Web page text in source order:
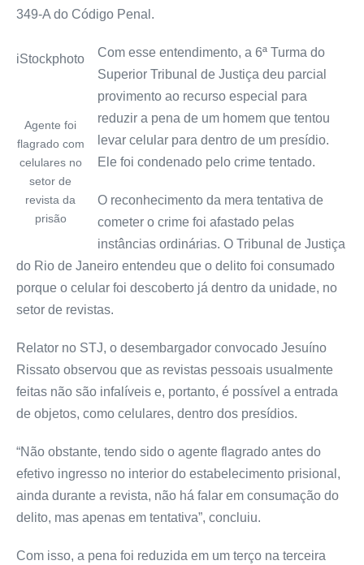
349-A do Código Penal.
iStockphoto
Agente foi
flagrado com
celulares no
setor de
revista da
prisão
Com esse entendimento, a 6ª Turma do
Superior Tribunal de Justiça deu parcial
provimento ao recurso especial para
reduzir a pena de um homem que tentou
levar celular para dentro de um presídio.
Ele foi condenado pelo crime tentado.
O reconhecimento da mera tentativa de
cometer o crime foi afastado pelas
instâncias ordinárias. O Tribunal de Justiça
do Rio de Janeiro entendeu que o delito foi consumado
porque o celular foi descoberto já dentro da unidade, no
setor de revistas.
Relator no STJ, o desembargador convocado Jesuíno
Rissato observou que as revistas pessoais usualmente
feitas não são infalíveis e, portanto, é possível a entrada
de objetos, como celulares, dentro dos presídios.
“Não obstante, tendo sido o agente flagrado antes do
efetivo ingresso no interior do estabelecimento prisional,
ainda durante a revista, não há falar em consumação do
delito, mas apenas em tentativa”, concluiu.
Com isso, a pena foi reduzida em um terço na terceira